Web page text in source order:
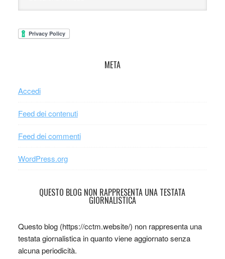
META
Accedi
Feed dei contenuti
Feed dei commenti
WordPress.org
QUESTO BLOG NON RAPPRESENTA UNA TESTATA
GIORNALISTICA
Questo blog (https://cctm.website/) non rappresenta una
testata giornalistica in quanto viene aggiornato senza
alcuna periodicità.